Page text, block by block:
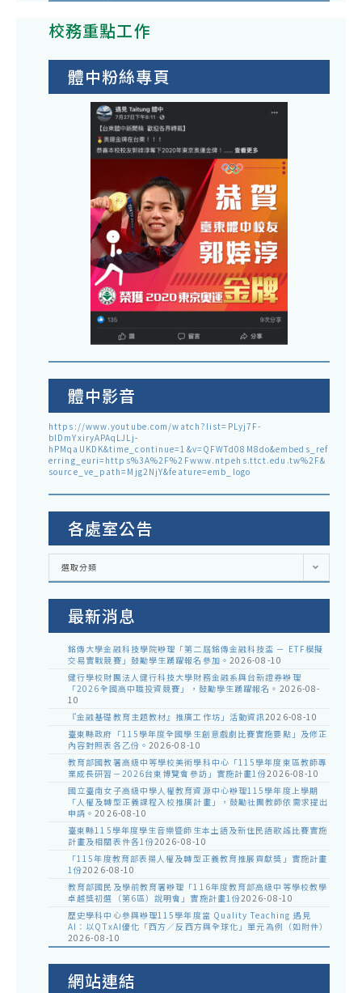
校務重點工作
體中粉絲專頁
體中影音
https://www.youtube.com/watch?list=PLyj7F-
blDmYxiryAPAqLJLj-
hPMqaUKDK&time_continue=1&v=QFWTd08M8do&embeds_ref
erring_euri=https%3A%2F%2Fwww.ntpehs.ttct.edu.tw%2F&
source_ve_path=Mjg2NjY&feature=emb_logo
各處室公告
各
室
選取分類
最新消息
銘傳大學金融科技學院辦理「第二屆銘傳金融科技盃 － ETF模擬
交易實戰競賽」鼓勵學生踴躍報名參加。 2026-08-10
健行學校財團法人健行科技大學財務金融系與台新證券辦理
「2026全國高中職投資競賽」，鼓勵學生踴躍報名。 2026-08-
10
『金融基礎教育主題教材』推廣工作坊」活動資訊2026-08-10
臺東縣政府「115學年度全國學生創意戲劇比賽實施要點」及修正
內容對照表各乙份。 2026-08-10
教育部國教署高級中等學校美術學科中心「115學年度東區教師專
業成長研習－2026台東博覽會參訪」實施計畫1份2026-08-10
國立臺南女子高級中學人權教育資源中心辦理115學年度上學期
「人權及轉型正義課程入校推廣計畫」，鼓勵社團教師依需求提出
申請。2026-08-10
臺東縣115學年度學生音樂暨師生本土語及新住民語歌謠比賽實施
計畫及相關表件各1份2026-08-10
「115年度教育部表揚人權及轉型正義教育推展貢獻獎」實施計畫
1份2026-08-10
教育部國民及學前教育署辦理「116年度教育部高級中等學校教學
卓越獎初選（第6區）說明會」實施計畫1份2026-08-10
歷史學科中心參與辦理115學年度當 Quality Teaching 遇見
AI：以QTxAI優化「西方／反西方與全球化」單元為例（如附件）
2026-08-10
網站連結